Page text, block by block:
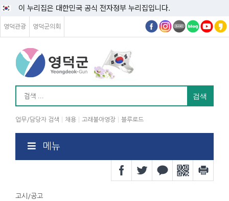
이 누리집은 대한민국 공식 전자정부 누리집입니다.
영덕관광 영덕군의회
업무/담당자 검색 채용 고래불야영장 블루로드
메뉴
고시/공고